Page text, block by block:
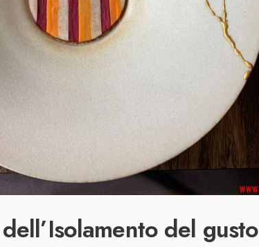
del gusto